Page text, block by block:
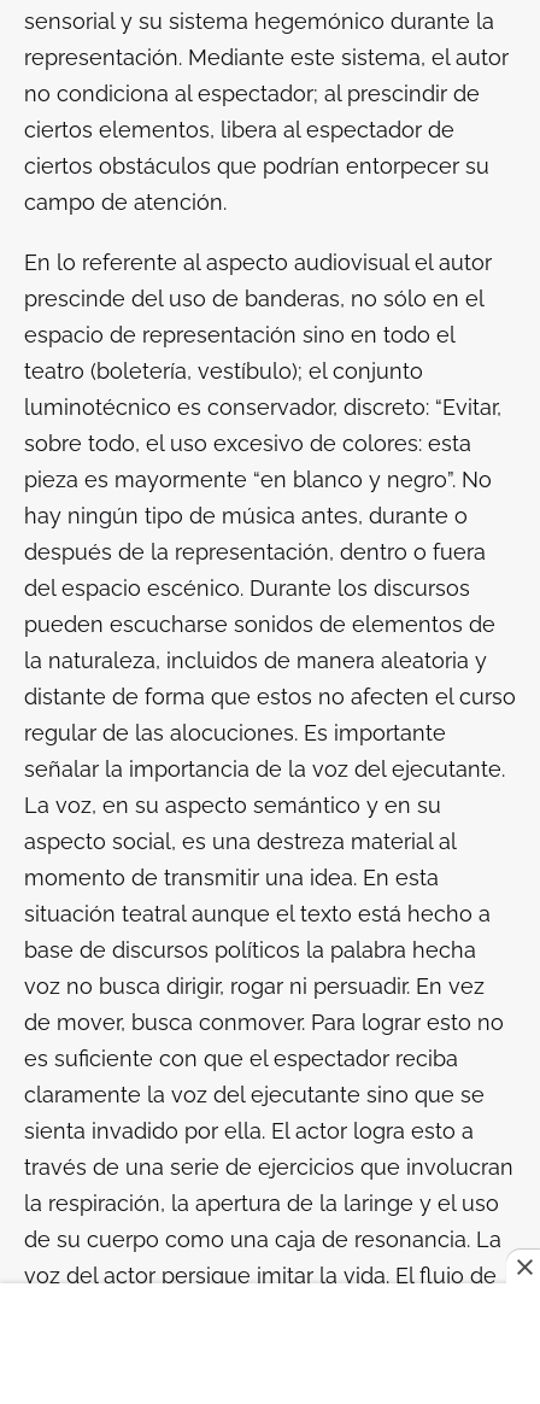
sensorial y su sistema hegemónico durante la
representación. Mediante este sistema, el autor
no condiciona al espectador; al prescindir de
ciertos elementos, libera al espectador de
ciertos obstáculos que podrían entorpecer su
campo de atención.
En lo referente al aspecto audiovisual el autor
prescinde del uso de banderas, no sólo en el
espacio de representación sino en todo el
teatro (boletería, vestíbulo); el conjunto
luminotécnico es conservador, discreto: “Evitar,
sobre todo, el uso excesivo de colores: esta
pieza es mayormente “en blanco y negro”. No
hay ningún tipo de música antes, durante o
después de la representación, dentro o fuera
del espacio escénico. Durante los discursos
pueden escucharse sonidos de elementos de
la naturaleza, incluidos de manera aleatoria y
distante de forma que estos no afecten el curso
regular de las alocuciones. Es importante
señalar la importancia de la voz del ejecutante.
La voz, en su aspecto semántico y en su
aspecto social, es una destreza material al
momento de transmitir una idea. En esta
situación teatral aunque el texto está hecho a
base de discursos políticos la palabra hecha
voz no busca dirigir, rogar ni persuadir. En vez
de mover, busca conmover. Para lograr esto no
es suficiente con que el espectador reciba
claramente la voz del ejecutante sino que se
sienta invadido por ella. El actor logra esto a
través de una serie de ejercicios que involucran
la respiración, la apertura de la laringe y el uso
de su cuerpo como una caja de resonancia. La
voz del actor persigue imitar la vida. El flujo de